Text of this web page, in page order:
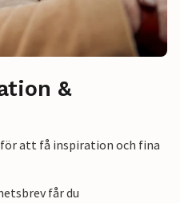
&
att få inspiration och fina
får du